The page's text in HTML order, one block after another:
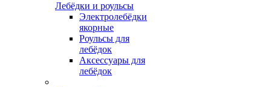
Лебёдки и роульсы
Электролебёдки
якорные
Роульсы для
лебёдок
Аксессуары для
лебёдок